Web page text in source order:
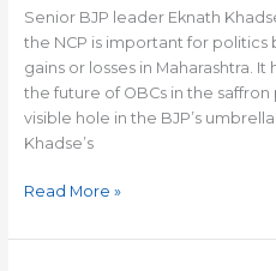
Senior BJP leader Eknath
the NCP is important for
gains or losses in Maharashtra.
the future of OBCs in the
visible hole in the BJP’s
Khadse’s
Read More »